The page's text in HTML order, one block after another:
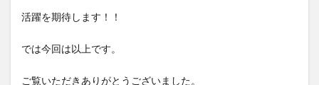
活躍を期待します！！
では今回は以上です。
ご覧いただきありがとうございました。